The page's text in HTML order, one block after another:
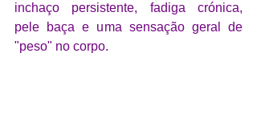
inchaço persistente, fadiga crónica,
pele baça e uma sensação geral de
"peso" no corpo.